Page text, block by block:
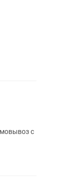
с